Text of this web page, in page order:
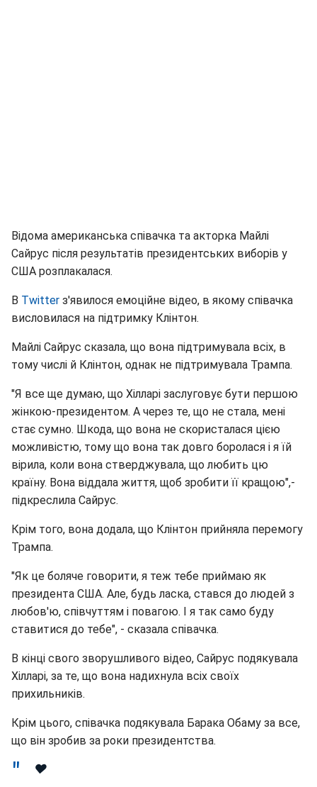
Відома американська співачка та акторка Майлі
Сайрус після результатів президентських виборів у
США розплакалася.
В Twitter з'явилося емоційне відео, в якому співачка
висловилася на підтримку Клінтон.
Майлі Сайрус сказала, що вона підтримувала всіх, в
тому числі й Клінтон, однак не підтримувала Трампа.
"Я все ще думаю, що Хілларі заслуговує бути першою
жінкою-президентом. А через те, що не стала, мені
стає сумно. Шкода, що вона не скористалася цією
можливістю, тому що вона так довго боролася і я їй
вірила, коли вона стверджувала, що любить цю
країну. Вона віддала життя, щоб зробити її кращою",-
підкреслила Сайрус.
Крім того, вона додала, що Клінтон прийняла перемогу
Трампа.
"Як це боляче говорити, я теж тебе приймаю як
президента США. Але, будь ласка, стався до людей з
любов'ю, співчуттям і повагою. І я так само буду
ставитися до тебе", - сказала співачка.
В кінці свого зворушливого відео, Сайрус подякувала
Хілларі, за те, що вона надихнула всіх своїх
прихильників.
Крім цього, співачка подякувала Барака Обаму за все,
що він зробив за роки президентства.
❤️